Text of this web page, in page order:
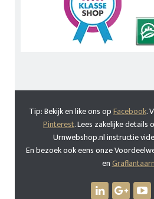
Tip: Bekijk en like ons opFacebook.
Pinterest. Lees zakelijke details
Urnwebshop.nl instructie
En bezoek ook eens onze
en